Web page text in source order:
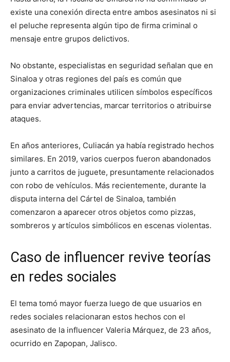
existe una conexión directa entre ambos asesinatos ni si
el peluche representa algún tipo de firma criminal o
mensaje entre grupos delictivos.
No obstante, especialistas en seguridad señalan que en
Sinaloa y otras regiones del país es común que
organizaciones criminales utilicen símbolos específicos
para enviar advertencias, marcar territorios o atribuirse
ataques.
En años anteriores, Culiacán ya había registrado hechos
similares. En 2019, varios cuerpos fueron abandonados
junto a carritos de juguete, presuntamente relacionados
con robo de vehículos. Más recientemente, durante la
disputa interna del Cártel de Sinaloa, también
comenzaron a aparecer otros objetos como pizzas,
sombreros y artículos simbólicos en escenas violentas.
Caso de influencer revive teorías
en redes sociales
El tema tomó mayor fuerza luego de que usuarios en
redes sociales relacionaran estos hechos con el
asesinato de la influencer Valeria Márquez, de 23 años,
ocurrido en Zapopan, Jalisco.